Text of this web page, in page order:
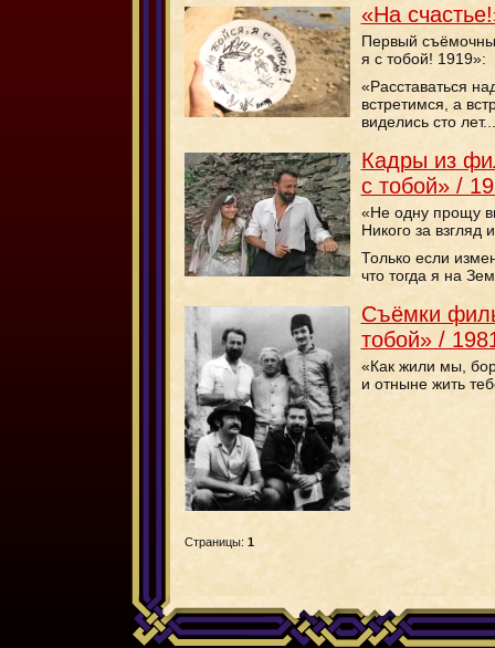
«На
Первый
я с тобой! 1919»:
«Расставаться
встретимся, а
виделись сто
Кадры из
с тобой» /
«Не одну прощу
Никого за взгляд
Только если
что тогда я на
Съёмки
тобой» /
«Как жили мы,
и отныне жить
Страницы: 1